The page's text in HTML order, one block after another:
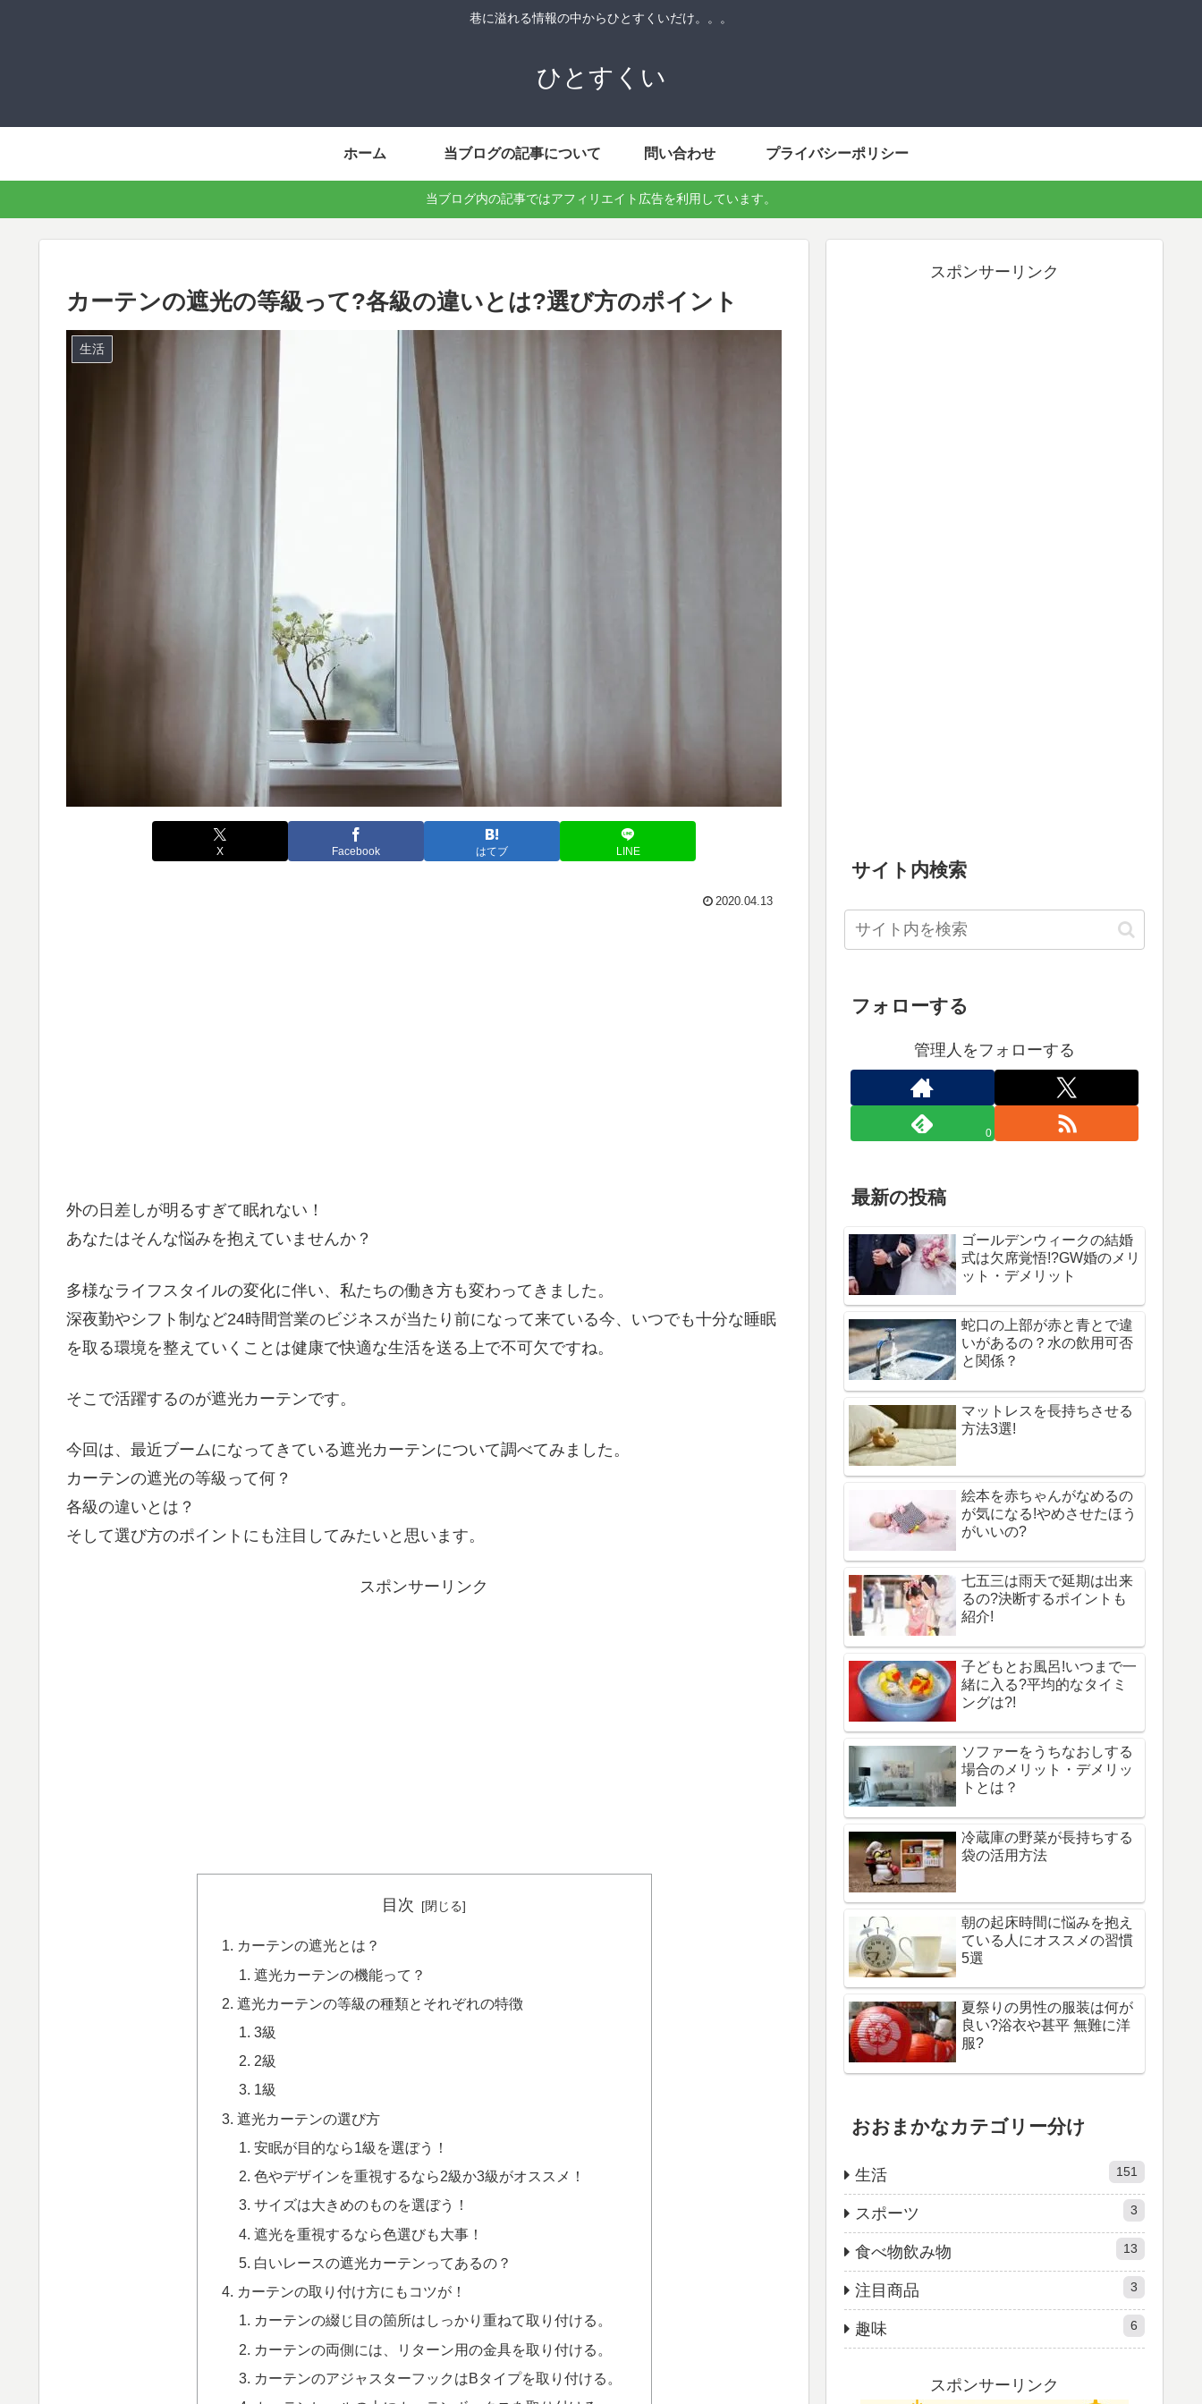
巷に溢れる情報の中からひとすくいだけ。。。
ひとすくい
ホーム 当ブログの記事について 問い合わせ プライバシーポリシー
当ブログ内の記事ではアフィリエイト広告を利用しています。
カーテンの遮光の等級って?各級の違いとは?選び方のポイント
生活
X Facebook はてブ LINE
2020.04.13
外の日差しが明るすぎて眠れない！
あなたはそんな悩みを抱えていませんか？
多様なライフスタイルの変化に伴い、私たちの働き方も変わってきました。
深夜勤やシフト制など24時間営業のビジネスが当たり前になって来ている今、いつでも十分な睡眠
を取る環境を整えていくことは健康で快適な生活を送る上で不可欠ですね。
そこで活躍するのが遮光カーテンです。
今回は、最近ブームになってきている遮光カーテンについて調べてみました。
カーテンの遮光の等級って何？
各級の違いとは？
そして選び方のポイントにも注目してみたいと思います。
スポンサーリンク
目次
カーテンの遮光とは？
遮光カーテンの機能って？
遮光カーテンの等級の種類とそれぞれの特徴
3級
2級
1級
遮光カーテンの選び方
安眠が目的なら1級を選ぼう！
色やデザインを重視するなら2級か3級がオススメ！
サイズは大きめのものを選ぼう！
遮光を重視するなら色選びも大事！
白いレースの遮光カーテンってあるの？
カーテンの取り付け方にもコツが！
カーテンの綴じ目の箇所はしっかり重ねて取り付ける。
カーテンの両側には、リターン用の金具を取り付ける。
カーテンのアジャスターフックはBタイプを取り付ける。
スポンサーリンク
サイト内検索
フォローする
管理人をフォローする
0
最新の投稿
ゴールデンウィークの結婚
式は欠席覚悟!?GW婚のメリ
ット・デメリット
蛇口の上部が赤と青とで違
いがあるの？水の飲用可否
と関係？
マットレスを長持ちさせる
方法3選!
絵本を赤ちゃんがなめるの
が気になる!やめさせたほう
がいいの?
七五三は雨天で延期は出来
るの?決断するポイントも
紹介!
子どもとお風呂!いつまで一
緒に入る?平均的なタイミ
ングは?!
ソファーをうちなおしする
場合のメリット・デメリッ
トとは？
冷蔵庫の野菜が長持ちする
袋の活用方法
朝の起床時間に悩みを抱え
ている人にオススメの習慣
5選
夏祭りの男性の服装は何が
良い?浴衣や甚平 無難に洋
服?
おおまかなカテゴリー分け
生活 151
スポーツ 3
食べ物飲み物 13
注目商品 3
趣味 6
スポンサーリンク